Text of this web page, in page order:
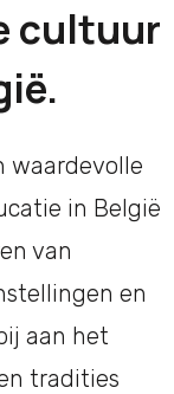
cultuur
waardevolle
in België
van
en
aan het
tradities